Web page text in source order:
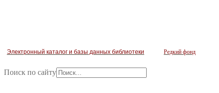
Электронный каталог и базы данных библиотеки Редкий фонд
Поиск по сайту